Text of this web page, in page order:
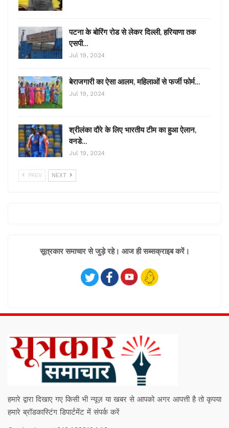
पटना के बोरिंग रोड से लेकर दिल्ली, हरियाणा तक
एसपी…
Jul 19, 2024
बेराजगारी का ऐसा आलम, महिलाओं से फर्जी फोर्म…
Jul 19, 2024
श्रीलंका दौरे के लिए भारतीय टीम का हुआ ऐलान,
वनडे…
Jul 19, 2024
PREV NEXT
सूत्रकार समाचार से जुड़े रहे। आज ही सब्सक्राइब करें।
हमारे द्वारा दिखाए गए किसी भी न्यूज़ या खबर से आपको अगर आपत्ती है तो कृपया
हमारे ब्रॉडकास्टिंग डिपार्टमेंट में संपर्क करें